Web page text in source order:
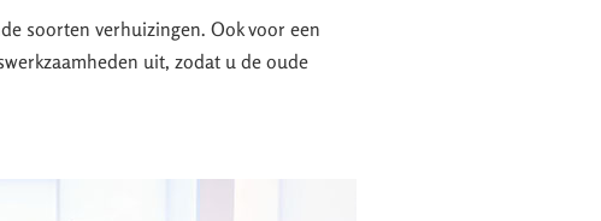
soorten verhuizingen. Ook voor een
uit, zodat u de oude